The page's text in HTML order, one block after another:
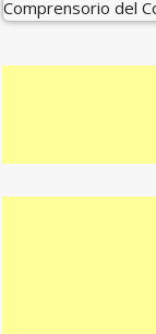
Comprensorio del